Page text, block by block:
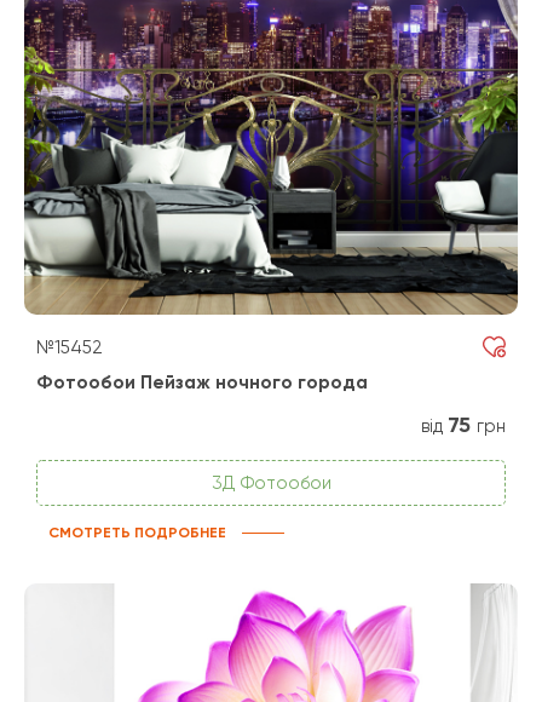
№15452
Фотообои Пейзаж ночного города
від 75 грн
3Д Фотообои
СМОТРЕТЬ ПОДРОБНЕЕ